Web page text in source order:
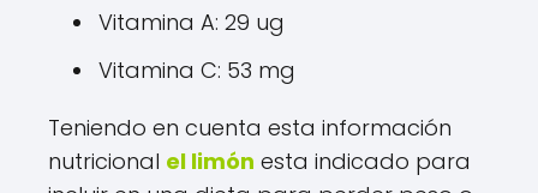
Vitamina A: 29 ug
Vitamina C: 53 mg
Teniendo en cuenta esta información
nutricional el limón esta indicado para